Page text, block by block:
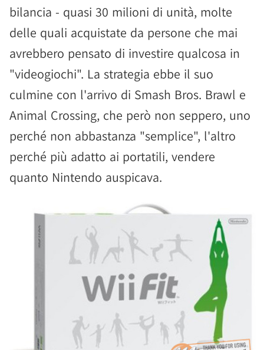
bilancia - quasi 30 milioni di unità, molte
delle quali acquistate da persone che mai
avrebbero pensato di investire qualcosa in
"videogiochi". La strategia ebbe il suo
culmine con l'arrivo di Smash Bros. Brawl e
Animal Crossing, che però non seppero, uno
perché non abbastanza "semplice", l'altro
perché più adatto ai portatili, vendere
quanto Nintendo auspicava.